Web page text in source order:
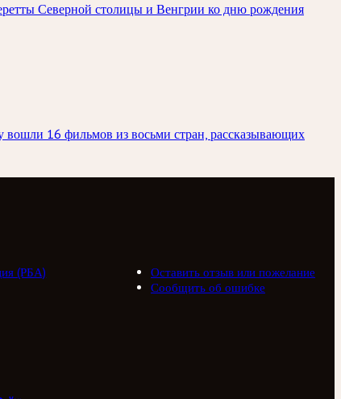
Северной столицы и Венгрии ко дню рождения
вошли 16 фильмов из восьми стран, рассказывающих
(РБА)
Оставить отзыв или пожелание
Сообщить об ошибке